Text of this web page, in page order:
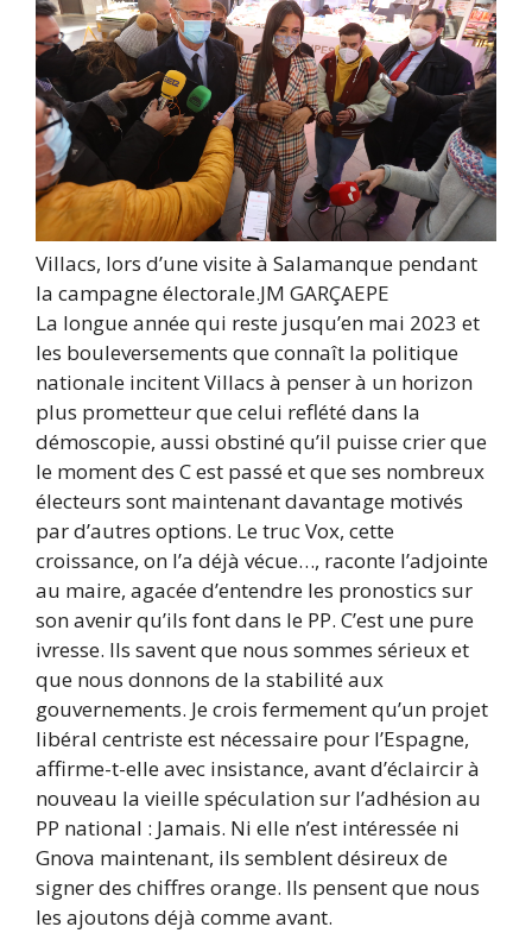
Villacs, lors d’une visite à Salamanque pendant
la campagne électorale.JM GARÇAEPE
La longue année qui reste jusqu’en mai 2023 et
les bouleversements que connaît la politique
nationale incitent Villacs à penser à un horizon
plus prometteur que celui reflété dans la
démoscopie, aussi obstiné qu’il puisse crier que
le moment des C est passé et que ses nombreux
électeurs sont maintenant davantage motivés
par d’autres options. Le truc Vox, cette
croissance, on l’a déjà vécue…, raconte l’adjointe
au maire, agacée d’entendre les pronostics sur
son avenir qu’ils font dans le PP. C’est une pure
ivresse. Ils savent que nous sommes sérieux et
que nous donnons de la stabilité aux
gouvernements. Je crois fermement qu’un projet
libéral centriste est nécessaire pour l’Espagne,
affirme-t-elle avec insistance, avant d’éclaircir à
nouveau la vieille spéculation sur l’adhésion au
PP national : Jamais. Ni elle n’est intéressée ni
Gnova maintenant, ils semblent désireux de
signer des chiffres orange. Ils pensent que nous
les ajoutons déjà comme avant.